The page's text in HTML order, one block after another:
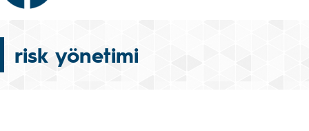
risk yönetimi